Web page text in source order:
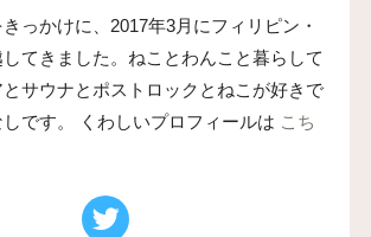
っかけに、2017年3月にフィリピン・
てきました。ねことわんこと暮らして
サウナとポストロックとねこが好きで
です。 くわしいプロフィールは こち